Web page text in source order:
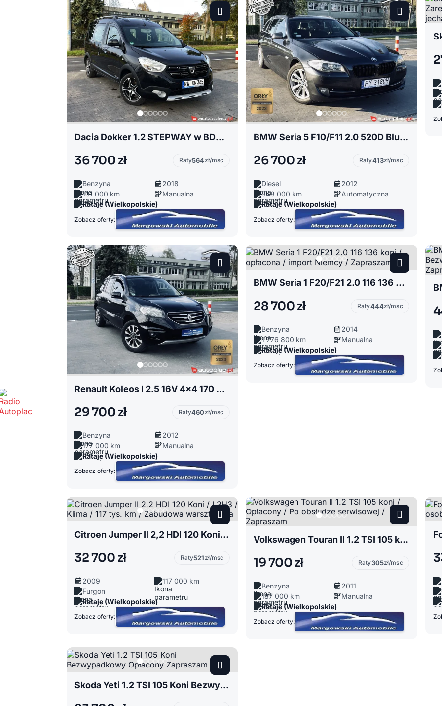
Dacia Dokker 1.2 STEPWAY w BDB stanie / Opłacony / Zapraszam
36 700 zł Raty564zł/msc
Benzyna
2018
131 000 km
Manualna
Rataje (Wielkopolskie)
Zobacz oferty:
BMW Seria 5 F10/F11 2.0 520D BluePerformance / Automat / Zarejestrowana / Wsiadać - jechać
26 700 zł Raty413zł/msc
Diesel
2012
348 000 km
Automatyczna
Rataje (Wielkopolskie)
Zobacz oferty:
Renault Koleos I 2.5 16V 4x4 170 Koni / Opłacony / Zapraszam
29 700 zł Raty460zł/msc
Benzyna
2012
177 000 km
Manualna
Rataje (Wielkopolskie)
Zobacz oferty:
BMW Seria 1 F20/F21 2.0 116 136 koni / opłacona / import Niemcy / Zapraszam
28 700 zł Raty444zł/msc
Benzyna
2014
1 776 800 km
Manualna
Rataje (Wielkopolskie)
Zobacz oferty:
Citroen Jumper II 2,2 HDI 120 Koni / L3H3 / Klima / 117 tys. km / Zabudowa warsztatowa
32 700 zł Raty521 zł/msc
2009
117 000 km
Furgon
Rataje (Wielkopolskie)
Zobacz oferty:
Volkswagen Touran II 1.2 TSI 105 koni / Opłacony / Po obsłudze serwisowej / Zapraszam
19 700 zł Raty305zł/msc
Benzyna
2011
187 000 km
Manualna
Rataje (Wielkopolskie)
Zobacz oferty:
Skoda Yeti 1.2 TSI 105 Koni Bezwypadkowy Opłacony Zapraszam